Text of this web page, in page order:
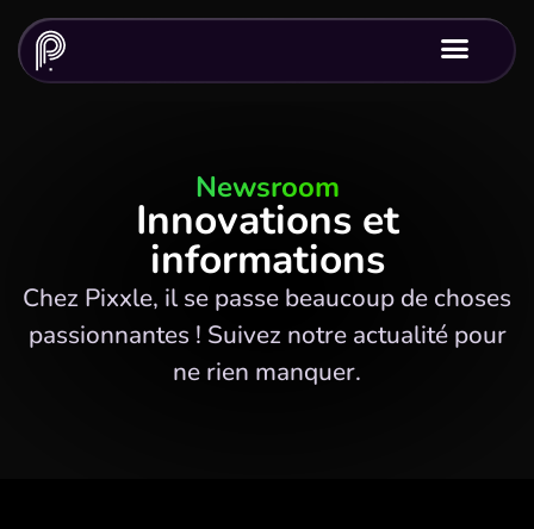
Newsroom
Innovations et
informations
Chez Pixxle, il se passe beaucoup de choses
passionnantes ! Suivez notre actualité pour
ne rien manquer.